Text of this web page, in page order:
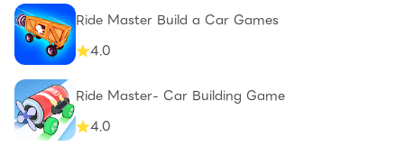
Ride Master Build a Car Games
4.0
Ride Master- Car Building Game
4.0